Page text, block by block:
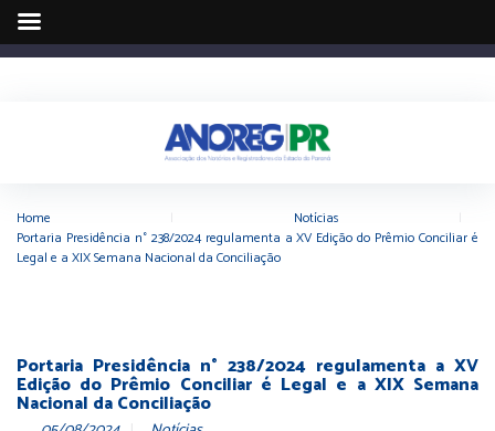
Home Notícias
Portaria Presidência n° 238/2024 regulamenta a XV Edição do Prêmio Conciliar é
Legal e a XIX Semana Nacional da Conciliação
Portaria Presidência n° 238/2024 regulamenta a XV
Edição do Prêmio Conciliar é Legal e a XIX Semana
Nacional da Conciliação